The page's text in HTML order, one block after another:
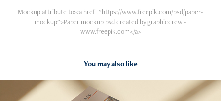
Mockup attribute to:<a href="https://www.freepik.com/psd/paper-
mockup">Paper mockup psd created by graphiccrew -
www.freepik.com</a>
You may also like